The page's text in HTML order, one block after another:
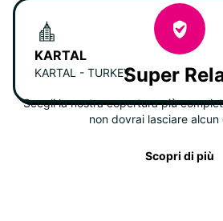
KARTAL
KARTAL - TURKEYSuper
Scegli la nostra copertura più
non dovrai lasciare alcun
Scopri di più